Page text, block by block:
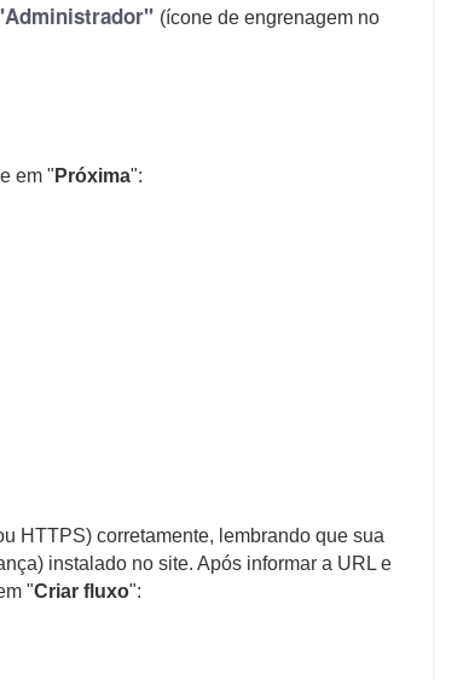
(ícone de engrenagem no
em " Próxima":
HTTPS) corretamente, lembrando que sua
instalado no site. Após informar a URL e
"Criar fluxo":